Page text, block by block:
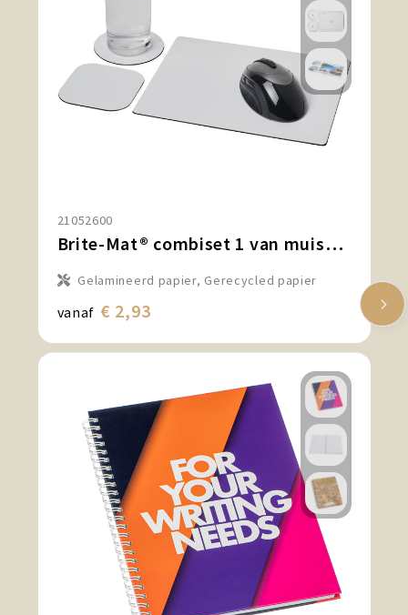
21052600
Brite-Mat® combiset 1 van muismat en onderzetter
Gelamineerd papier, Gerecycled papier
vanaf € 2,93